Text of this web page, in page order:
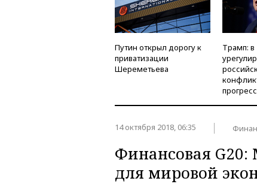
Путин открыл дорогу к
приватизации
Шереметьева
Трамп: в
прогресс
14 октября 2018, 06:35
Финансовая
для мировой